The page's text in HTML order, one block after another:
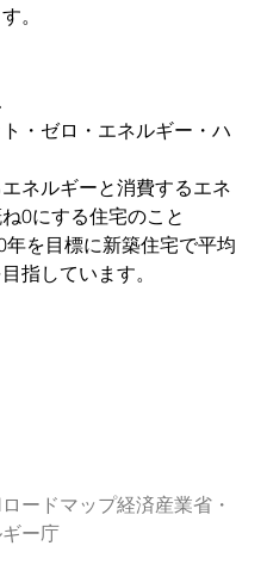
。
・ゼロ・エネルギー・ハ
ネルギーと消費するエネ
0にする住宅のこと
年を目標に新築住宅で平均
指しています。
ードマップ経済産業省・
ー庁